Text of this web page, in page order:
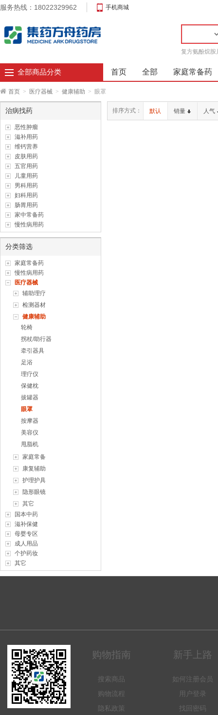
服务热线：18022329962 手机商城
复方氨酚烷胺
全部商品分类 首页 全部 家庭常备药
首页 > 医疗器械 > 健康辅助 > 眼罩
治病找药
恶性肿瘤
滋补用药
维钙营养
皮肤用药
五官用药
儿童用药
男科用药
妇科用药
肠胃用药
家中常备药
慢性病用药
分类筛选
家庭常备药
慢性病用药
医疗器械
辅助理疗
检测器材
健康辅助
轮椅
拐杖/助行器
牵引器具
足浴
理疗仪
保健枕
拔罐器
眼罩
按摩器
美容仪
甩脂机
家庭常备
康复辅助
护理护具
隐形眼镜
其它
国本中药
滋补保健
母婴专区
成人用品
个护药妆
其它
排序方式： 默认 销量 人气
购物指南
搜索商品
购物流程
隐私政策
新手上路
如何注册会员
用户登录
找回密码